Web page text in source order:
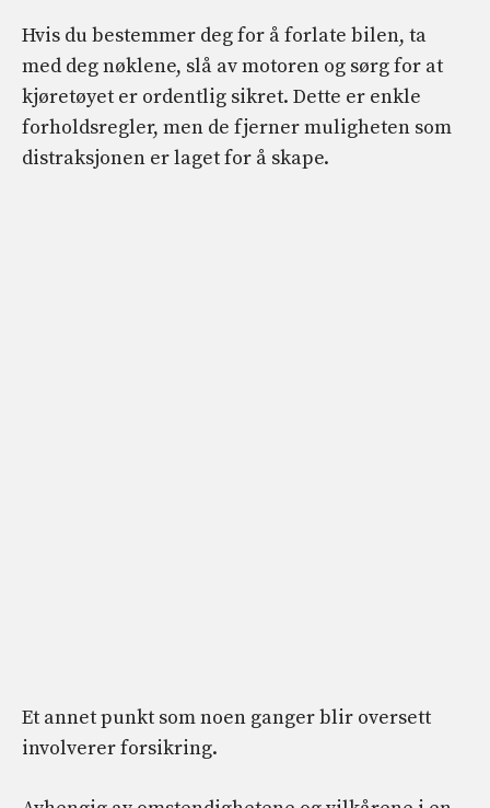
Hvis du bestemmer deg for å forlate bilen, ta
med deg nøklene, slå av motoren og sørg for at
kjøretøyet er ordentlig sikret. Dette er enkle
forholdsregler, men de fjerner muligheten som
distraksjonen er laget for å skape.
Et annet punkt som noen ganger blir oversett
involverer forsikring.